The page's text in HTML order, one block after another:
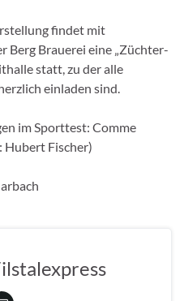
findet mit
Brauerei eine „Züchter-
statt, zu der alle
einladen sind.
im Sporttest: Comme
Hubert Fischer)